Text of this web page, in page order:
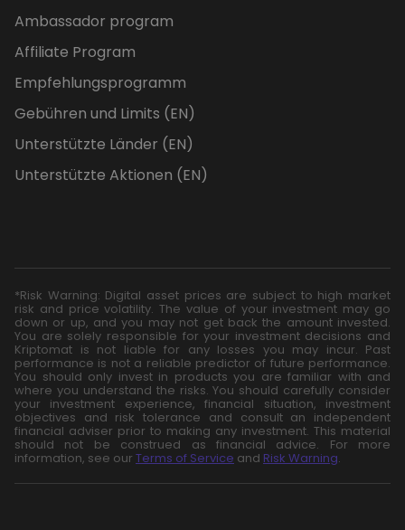
Ambassador program
Affiliate Program
Empfehlungsprogramm
Gebühren und Limits (EN)
Unterstützte Länder (EN)
Unterstützte Aktionen (EN)
*Risk Warning: Digital asset prices are subject to high market
risk and price volatility. The value of your investment may go
down or up, and you may not get back the amount invested.
You are solely responsible for your investment decisions and
Kriptomat is not liable for any losses you may incur. Past
performance is not a reliable predictor of future performance.
You should only invest in products you are familiar with and
where you understand the risks. You should carefully consider
your investment experience, financial situation, investment
objectives and risk tolerance and consult an independent
financial adviser prior to making any investment. This material
should not be construed as financial advice. For more
information, see our Terms of Service and Risk Warning.